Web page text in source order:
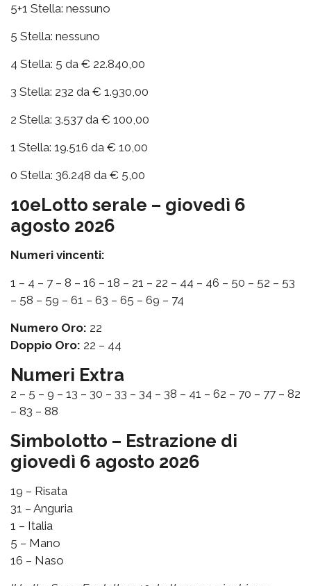
5+1 Stella: nessuno
5 Stella: nessuno
4 Stella: 5 da € 22.840,00
3 Stella: 232 da € 1.930,00
2 Stella: 3.537 da € 100,00
1 Stella: 19.516 da € 10,00
0 Stella: 36.248 da € 5,00
10eLotto serale – giovedì 6
agosto 2026
Numeri vincenti:
1 – 4 – 7 – 8 – 16 – 18 – 21 – 22 – 44 – 46 – 50 – 52 – 53
– 58 – 59 – 61 – 63 – 65 – 69 – 74
Numero Oro: 22
Doppio Oro: 22 – 44
Numeri Extra
2 – 5 – 9 – 13 – 30 – 33 – 34 – 38 – 41 – 62 – 70 – 77 – 82
– 83 – 88
Simbolotto – Estrazione di
giovedì 6 agosto 2026
19 – Risata
31 – Anguria
1 – Italia
5 – Mano
16 – Naso